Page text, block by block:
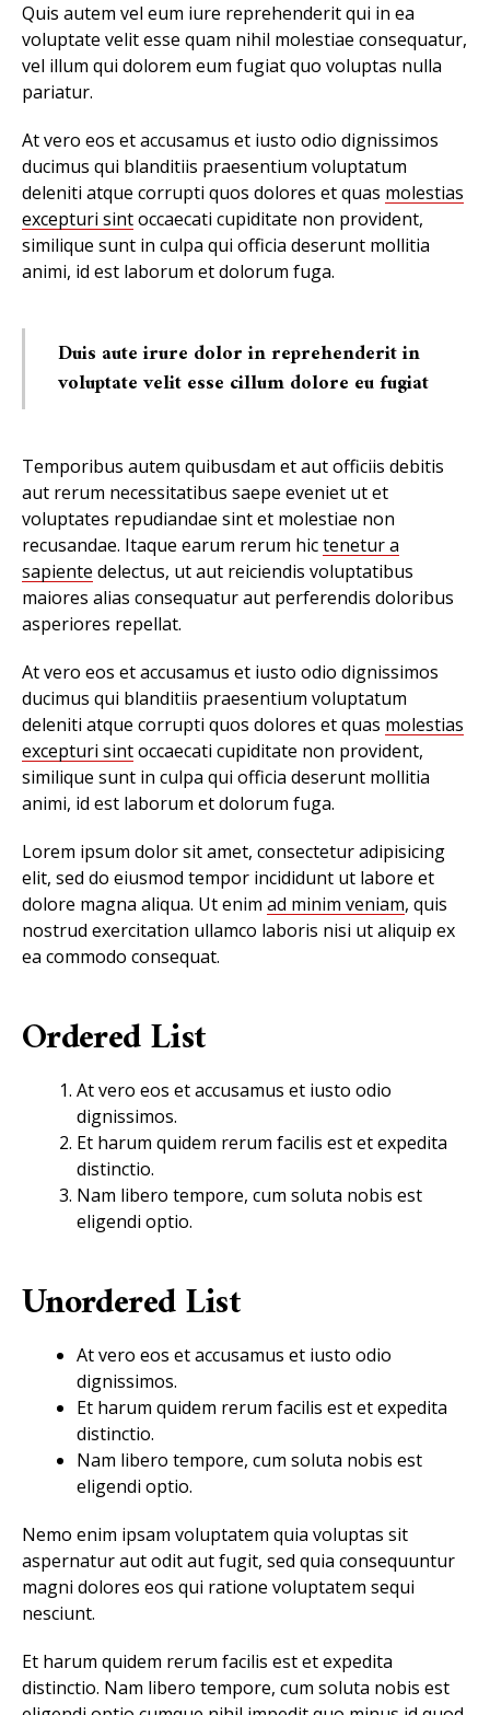
Quis autem vel eum iure reprehenderit qui in ea
voluptate velit esse quam nihil molestiae consequatur,
vel illum qui dolorem eum fugiat quo voluptas nulla
pariatur.
At vero eos et accusamus et iusto odio dignissimos
ducimus qui blanditiis praesentium voluptatum
deleniti atque corrupti quos dolores et quas molestias
excepturi sintoccaecati cupiditate non provident,
similique sunt in culpa qui officia deserunt mollitia
animi, id est laborum et dolorum fuga.
Duis aute irure dolor in reprehenderit in
voluptate velit esse cillum dolore eu fugiat
Temporibus autem quibusdam et aut officiis debitis
aut rerum necessitatibus saepe eveniet ut et
voluptates repudiandae sint et molestiae non
recusandae. Itaque earum rerum hictenetur a
sapiente delectus, ut aut reiciendis voluptatibus
maiores alias consequatur aut perferendis doloribus
asperiores repellat.
At vero eos et accusamus et iusto odio dignissimos
ducimus qui blanditiis praesentium voluptatum
deleniti atque corrupti quos dolores et quas molestias
excepturi sintoccaecati cupiditate non provident,
similique sunt in culpa qui officia deserunt mollitia
animi, id est laborum et dolorum fuga.
Lorem ipsum dolor sit amet, consectetur adipisicing
elit, sed do eiusmod tempor incididunt ut labore et
dolore magna aliqua. Ut enim ad minim veniam, quis
nostrud exercitation ullamco laboris nisi ut aliquip ex
ea commodo consequat.
Ordered List
At vero eos et accusamus et iusto odio
dignissimos.
Et harum quidem rerum facilis est et expedita
distinctio.
Nam libero tempore, cum soluta nobis est
eligendi optio.
Unordered List
At vero eos et accusamus et iusto odio
dignissimos.
Et harum quidem rerum facilis est et expedita
distinctio.
Nam libero tempore, cum soluta nobis est
eligendi optio.
Nemo enim ipsam voluptatem quia voluptas sit
aspernatur aut odit aut fugit, sed quia consequuntur
magni dolores eos qui ratione voluptatem sequi
nesciunt.
Et harum quidem rerum facilis est et expedita
distinctio. Nam libero tempore, cum soluta nobis est